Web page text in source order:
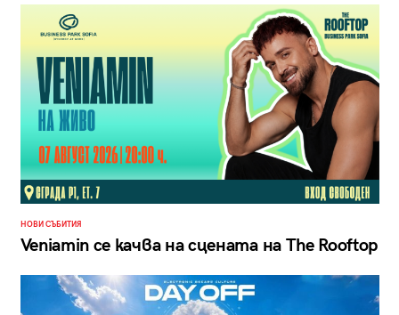
НОВИ СЪБИТИЯ
Veniamin се качва на сцената на The Rooftop